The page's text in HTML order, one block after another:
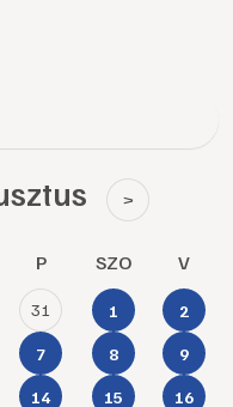
>
P SZO V
31 1 2
7 8 9
14 15 16